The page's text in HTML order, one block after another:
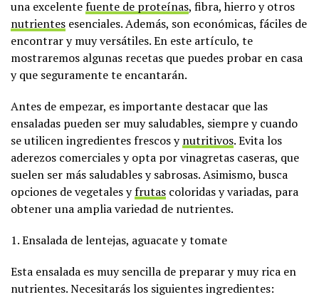
una excelentefuente de proteínas, fibra, hierro y otros
nutrientes esenciales. Además, son económicas, fáciles de
encontrar y muy versátiles. En este artículo, te
mostraremos algunas recetas que puedes probar en casa
y que seguramente te encantarán.
Antes de empezar, es importante destacar que las
ensaladas pueden ser muy saludables, siempre y cuando
se utilicen ingredientes frescos ynutritivos. Evita los
aderezos comerciales y opta por vinagretas caseras, que
suelen ser más saludables y sabrosas. Asimismo, busca
opciones de vegetales yfrutas coloridas y variadas, para
obtener una amplia variedad de nutrientes.
1. Ensalada de lentejas, aguacate y tomate
Esta ensalada es muy sencilla de preparar y muy rica en
nutrientes. Necesitarás los siguientes ingredientes: